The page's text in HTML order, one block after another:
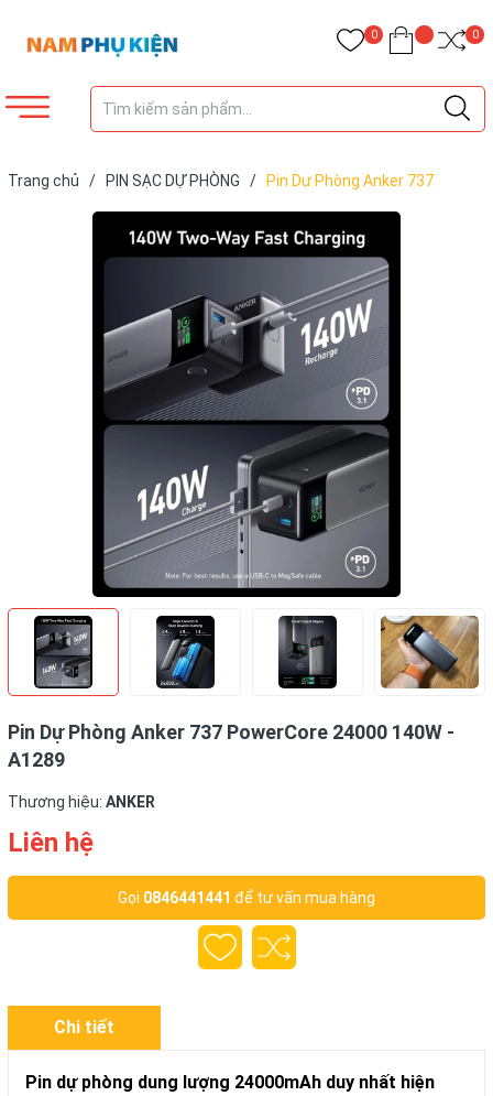
0 0
Trang chủ / PIN SẠC DỰ PHÒNG /
Pin Dự Phòng Anker 737
Pin Dự Phòng Anker 737 PowerCore 24000 140W -
A1289
Thương hiệu: ANKER
Liên hệ
Gọi 0846441441 để tư vấn mua hàng
Chi tiết
Pin dự phòng dung lượng 24000mAh duy nhất hiện